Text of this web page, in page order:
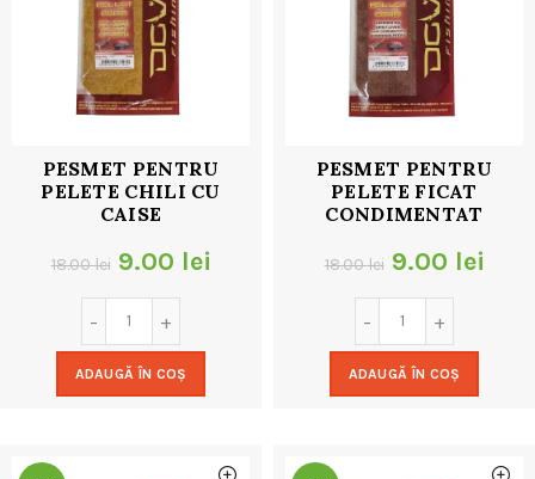
PESMET PENTRU
PELETE CHILI CU
CAISE
18.00lei Prețul
inițial
a
fost:
9.00 lei
ADAUGĂ ÎN COȘ
PESMET PENTRU
PELETE FICAT
CONDIMENTAT
18.00lei Prețul
inițial
a
fost:
9.00 lei
ADAUGĂ ÎN COȘ